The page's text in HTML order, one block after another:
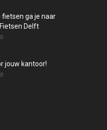
ga je naar
Delft
jouw kantoor!